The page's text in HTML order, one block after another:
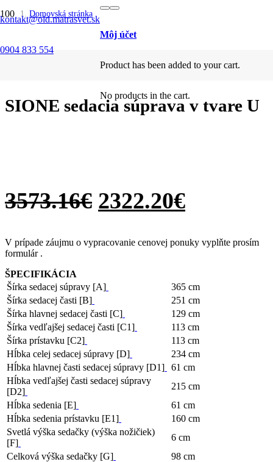
kontakt@old.matrasvet.sk
0904 833 554
Môj účet
Product has been added to your cart.
No products in the cart.
Domovská stránka
/
/
Tvar U
SIONE sedacia súprava v tvare U
3573.16€ 2322.20€
V prípade záujmu o vypracovanie cenovej ponuky vyplňte prosím
formulár .
ŠPECIFIKÁCIA
Šírka sedacej súpravy [A]
365 cm
Šírka sedacej časti [B]
251 cm
Šírka hlavnej sedacej časti [C]
129 cm
Šírka vedľajšej sedacej časti [C1]
113 cm
Šírka prístavku [C2]
113 cm
Hĺbka celej sedacej súpravy [D]
234 cm
Hĺbka hlavnej časti sedacej súpravy [D1]
61 cm
Hĺbka vedľajšej časti sedacej súpravy
[D2]
215 cm
Hĺbka sedenia [E]
61 cm
Hĺbka sedenia prístavku [E1]
160 cm
Svetlá výška sedačky (výška nožičiek)
[F]
6 cm
Celková výška sedačky [G]
98 cm